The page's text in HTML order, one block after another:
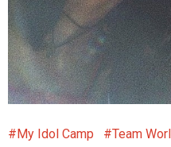
My Idol Camp Team